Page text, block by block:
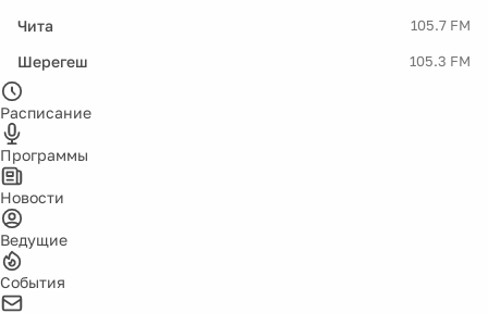
Чита 105.7 FM
Шерегеш 105.3 FM
Расписание
Программы
Новости
Ведущие
События